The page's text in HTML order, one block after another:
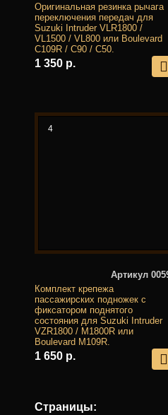
Оригинальная резинка рычага
переключения передач для
Suzuki Intruder VLR1800 /
VL1500 / VL800 или Boulevard
С109R / С90 / С50.
1 350 р.
4
Артикул
Комплект крепежа
пассажирских подножек с
фиксатором поднятого
состояния для Suzuki Intruder
VZR1800 / M1800R или
Boulevard M109R.
1 650 р.
Страницы: